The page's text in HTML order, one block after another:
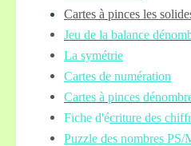
Cartes à pinces les
Jeu de la balance
La symétrie
Cartes de numération
Cartes à pinces
Fiche d'écriture des
Puzzle des nombres PS/